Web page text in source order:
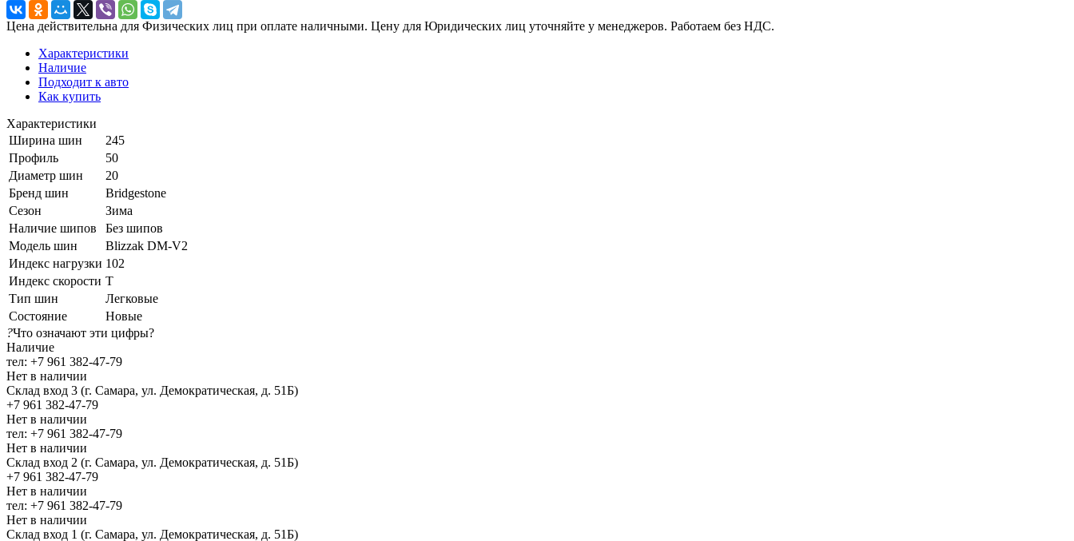
Цена действительна для Физических лиц при оплате наличными. Цену для Юридических лиц уточняйте у менеджеров. Работаем без НДС.
Характеристики
Наличие
Подходит к авто
Как купить
Характеристики
Ширина шин
245
Профиль
50
Диаметр шин
20
Бренд шин
Bridgestone
Сезон
Зима
Наличие шипов
Без шипов
Модель шин
Blizzak DM-V2
Индекс нагрузки 102
Индекс скорости T
Тип шин
Легковые
Состояние
Новые
?Что означают эти цифры?
Наличие
тел: +7 961 382-47-79
Нет в наличии
Склад вход 3 (г. Самара, ул. Демократическая, д. 51Б)
+7 961 382-47-79
Нет в наличии
тел: +7 961 382-47-79
Нет в наличии
Склад вход 2 (г. Самара, ул. Демократическая, д. 51Б)
+7 961 382-47-79
Нет в наличии
тел: +7 961 382-47-79
Нет в наличии
Склад вход 1 (г. Самара, ул. Демократическая, д. 51Б)